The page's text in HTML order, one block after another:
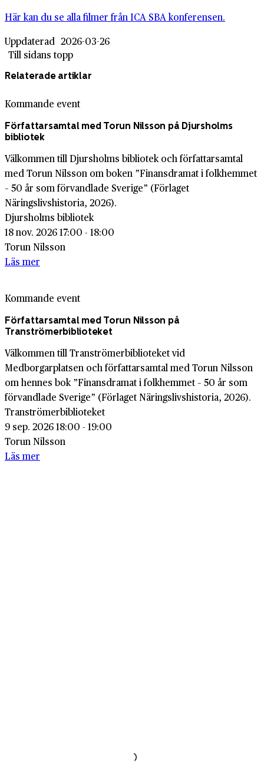
Här kan du se alla filmer från ICA SBA konferensen.
Uppdaterad 2026-03-26
Till sidans topp
Relaterade artiklar
Kommande event
Författarsamtal med Torun Nilsson på Djursholms
bibliotek
Välkommen till Djursholms bibliotek och författarsamtal
med Torun Nilsson om boken ”Finansdramat i folkhemmet
– 50 år som förvandlade Sverige” (Förlaget
Näringslivshistoria, 2026).
Djursholms bibliotek
18 nov. 2026 17:00 - 18:00
Torun Nilsson
Läs mer
Kommande event
Författarsamtal med Torun Nilsson på
Tranströmerbiblioteket
Välkommen till Tranströmerbiblioteket vid
Medborgarplatsen och författarsamtal med Torun Nilsson
om hennes bok ”Finansdramat i folkhemmet – 50 år som
förvandlade Sverige” (Förlaget Näringslivshistoria, 2026).
Tranströmerbiblioteket
9 sep. 2026 18:00 - 19:00
Torun Nilsson
Läs mer